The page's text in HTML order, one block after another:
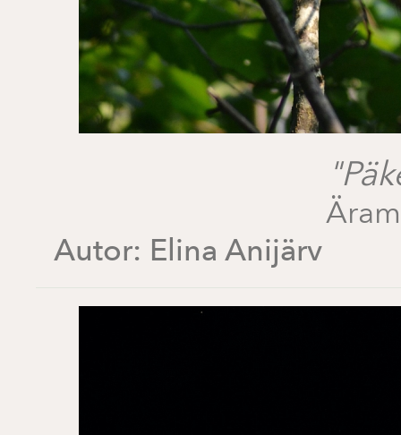
Autor: Elina Anijärv